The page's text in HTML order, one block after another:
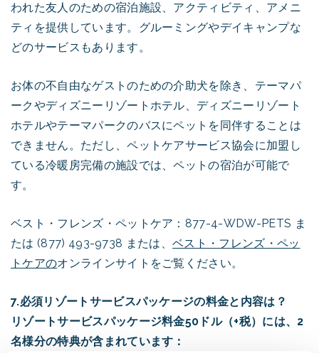
われた友人のための宿泊施設、アクティビティ、アメニ
ティを提供しています。グルーミングやデイキャンプな
どのサービスもあります。
お体の不自由なゲストのための介助犬を除き、テーマパ
ークやディズニーリゾートホテル、ディズニーリゾート
ホテルやテーマパークのバスにペットを同伴することは
できません。ただし、ペットケアサービス協会に加盟し
ている冷暖房完備の施設では、ペットの宿泊が可能で
す。
ベスト・フレンズ・ペットケア：877-4-WDW-PETS ま
たは (877) 493-9738 または、ベスト・フレンズ・ペッ
トケアのオンラインサイトをご覧ください。
7.必須リゾートサービスパッケージの料金と内容は？
リゾートサービスパッケージ料金50ドル（+税）には、2
名様分の特典が含まれています：